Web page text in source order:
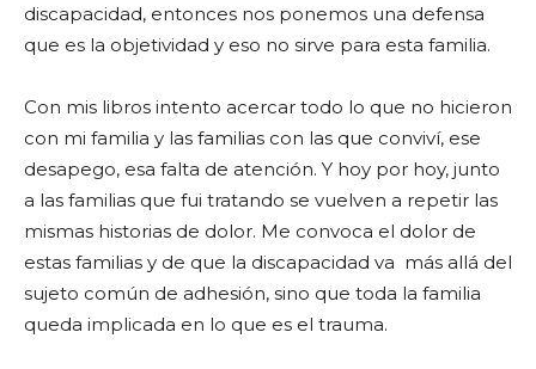
discapacidad, entonces nos ponemos una defensa
que es la objetividad y eso no sirve para esta familia.
Con mis libros intento acercar todo lo que no hicieron
con mi familia y las familias con las que conviví, ese
desapego, esa falta de atención. Y hoy por hoy, junto
a las familias que fui tratando se vuelven a repetir las
mismas historias de dolor. Me convoca el dolor de
estas familias y de que la discapacidad va más allá del
sujeto común de adhesión, sino que toda la familia
queda implicada en lo que es el trauma.